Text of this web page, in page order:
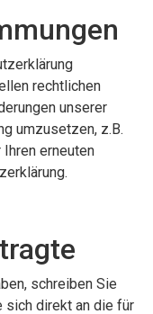
rechtlichen
unserer
umzusetzen, z.B.
erneuten
schreiben Sie
sich direkt an die für